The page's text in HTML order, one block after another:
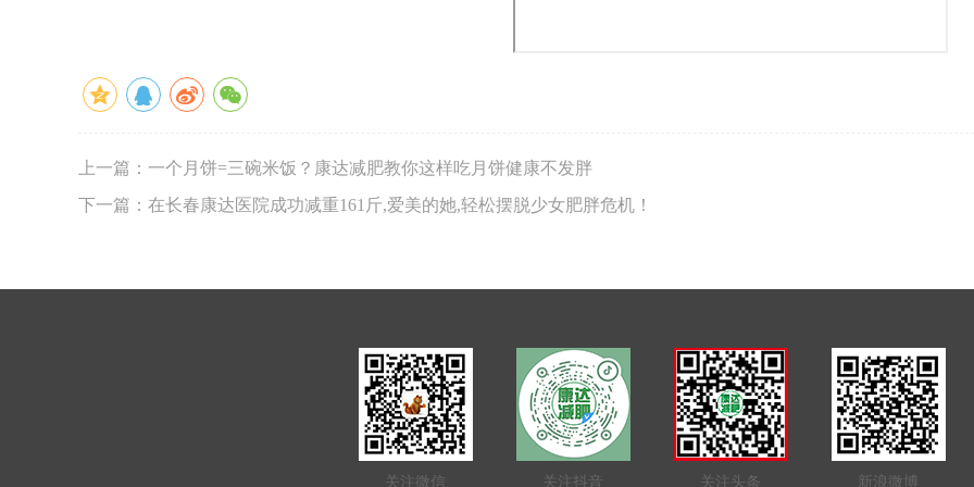
上一篇：一个月饼=三碗米饭？康达减肥教你这样吃月饼健康不发胖
下一篇：在长春康达医院成功减重161斤,爱美的她,轻松摆脱少女肥胖危机！
关注微信 关注抖音 关注头条 新浪微博